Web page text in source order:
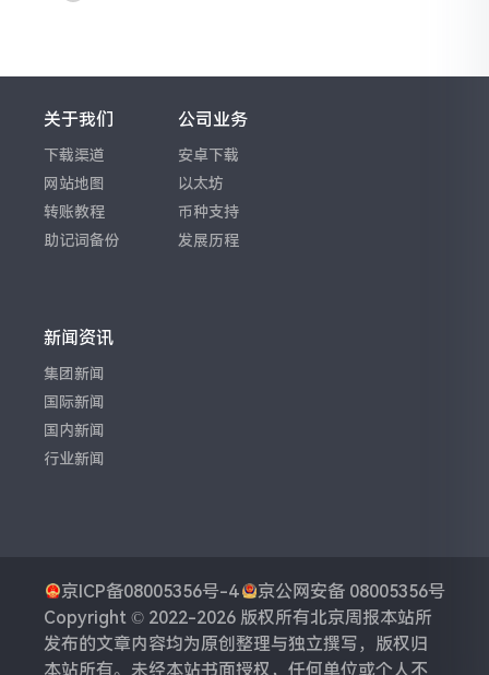
关于我们
下载渠道
网站地图
转账教程
助记词备份
公司业务
安卓下载
以太坊
币种支持
发展历程
新闻资讯
集团新闻
国际新闻
国内新闻
行业新闻
京ICP备08005356号-4
京公网安备 08005356号
Copyright © 2022-2026 版权所有北京周报本站所
发布的文章内容均为原创整理与独立撰写，版权归
本站所有。未经本站书面授权，任何单位或个人不